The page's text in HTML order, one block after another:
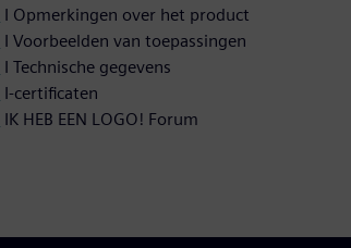
I Opmerkingen over het product
I Voorbeelden van toepassingen
I Technische gegevens
I-certificaten
IK HEB EEN LOGO! Forum